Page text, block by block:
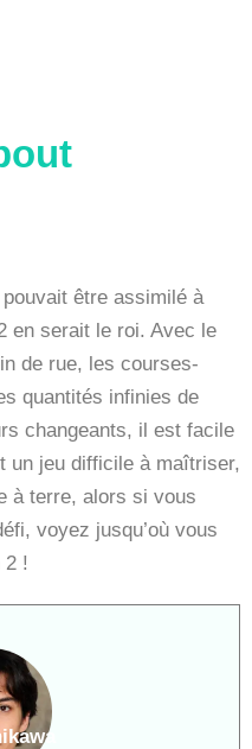
être assimilé à
en serait le roi. Avec le
de rue, les courses-
quantités infinies de
changeants, il est facile
un jeu difficile à maîtriser,
à terre, alors si vous
voyez jusqu’où vous
2 !